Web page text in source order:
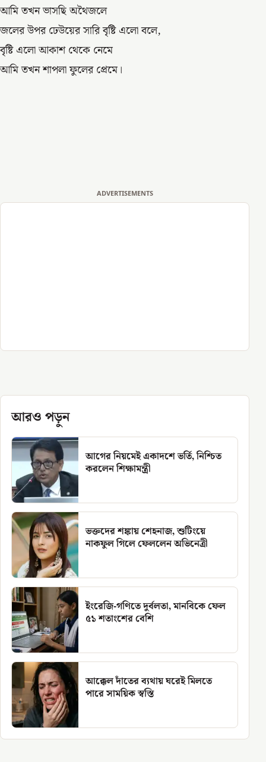
আমি তখন ভাসছি অথৈজলে
জলের উপর ঢেউয়ের সারি বৃষ্টি এলো বলে,
বৃষ্টি এলো আকাশ থেকে নেমে
আমি তখন শাপলা ফুলের প্রেমে।
ADVERTISEMENTS
আরও পড়ুন
আগের নিয়মেই একাদশে ভর্তি, নিশ্চিত
করলেন শিক্ষামন্ত্রী
ভক্তদের শঙ্কায় শেহনাজ, শুটিংয়ে
নাকফুল গিলে ফেললেন অভিনেত্রী
ইংরেজি-গণিতে দুর্বলতা, মানবিকে ফেল
৫১ শতাংশের বেশি
আক্কেল দাঁতের ব্যথায় ঘরেই মিলতে
পারে সাময়িক স্বস্তি